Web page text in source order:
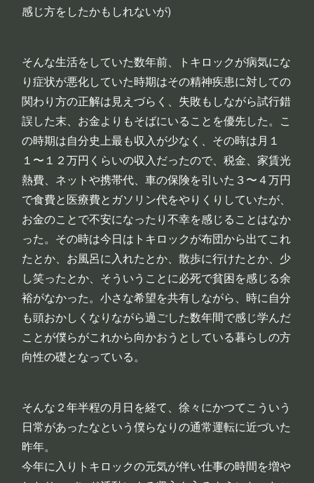
感じ方をしたかもしれないが)
そんな生活をしていた数年前、トキロックが病気にな
り症状が悪化していた時期はその精神疾患に対しての
関わり方の正解は見えづらく、失敗もしながら試行錯
誤した末、お金よりもそばにいることを優先した。こ
の時期は自分史上最も収入が少なく、その時は月１
１〜１２万円くらいの収入だったので、税金、家賃光
熱費、ネットや携帯代、車の保険を引いた３〜４万円
で食費と医療費とガソリン代をやりくりしていたが、
お金のことで不安になったり不幸を感じることはなか
った。その時は今日はトキロックが布団から出てこれ
たとか、お風呂に入れたとか、散歩に行けたとか、少
し笑ったとか、そういうことに必死で貧困を感じる余
裕がなかった。小さな希望を共有しながら、時に自分
も頭おかしくなりながら過ごした数年間で感じ学んだ
ことが僕らがこれから向かおうとしている暮らしの方
向性の礎となっている。
そんな２年半程の月日を経て、徐々にかつてこういう
日常があったなという僕らなりの通常運転に近づいた
昨年。
今年に入りトキロックの元気が伴い仕事の時間を増や